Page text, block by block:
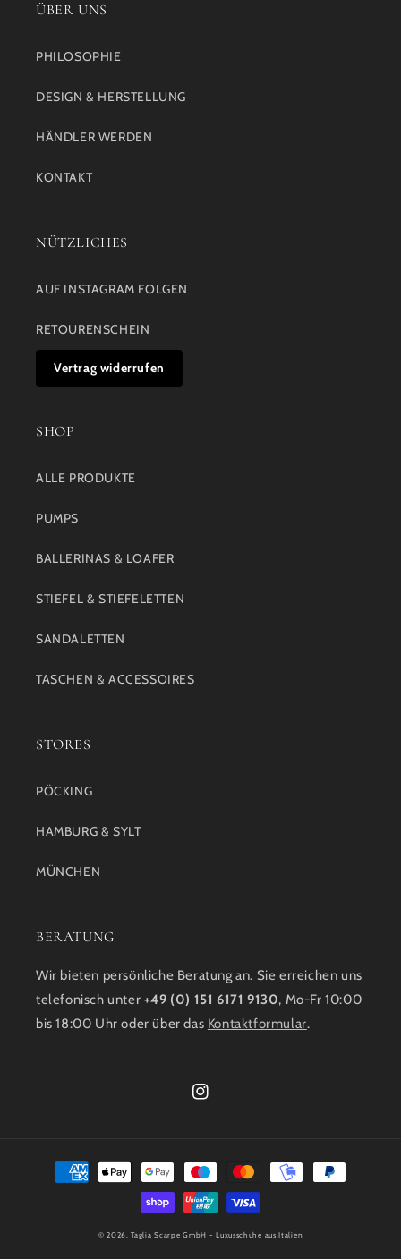
ÜBER UNS
PHILOSOPHIE
DESIGN & HERSTELLUNG
HÄNDLER WERDEN
KONTAKT
NÜTZLICHES
AUF INSTAGRAM FOLGEN
RETOURENSCHEIN
Vertrag widerrufen
SHOP
ALLE PRODUKTE
PUMPS
BALLERINAS & LOAFER
STIEFEL & STIEFELETTEN
SANDALETTEN
TASCHEN & ACCESSOIRES
STORES
PÖCKING
HAMBURG & SYLT
MÜNCHEN
BERATUNG
Wir bieten persönliche Beratung an. Sie erreichen uns
telefonisch unter +49 (0) 151 6171 9130, Mo-Fr 10:00
bis 18:00 Uhr oder über das Kontaktformular.
Instagram
Zahlungsmethoden
© 2026,Taglia Scarpe GmbH - Luxusschuhe aus Italien